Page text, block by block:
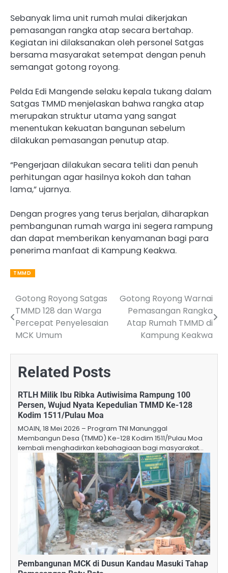
Sebanyak lima unit rumah mulai dikerjakan
pemasangan rangka atap secara bertahap.
Kegiatan ini dilaksanakan oleh personel Satgas
bersama masyarakat setempat dengan penuh
semangat gotong royong.
Pelda Edi Mangende selaku kepala tukang dalam
Satgas TMMD menjelaskan bahwa rangka atap
merupakan struktur utama yang sangat
menentukan kekuatan bangunan sebelum
dilakukan pemasangan penutup atap.
“Pengerjaan dilakukan secara teliti dan penuh
perhitungan agar hasilnya kokoh dan tahan
lama,” ujarnya.
Dengan progres yang terus berjalan, diharapkan
pembangunan rumah warga ini segera rampung
dan dapat memberikan kenyamanan bagi para
penerima manfaat di Kampung Keakwa.
TMMD
Post
navigation
Gotong Royong Satgas
TMMD 128 dan Warga
Percepat Penyelesaian
MCK Umum
Gotong Royong Warnai
Pemasangan Rangka
Atap Rumah TMMD di
Kampung Keakwa
Related Posts
RTLH Milik Ibu Ribka Autiwisima Rampung 100
Persen, Wujud Nyata Kepedulian TMMD Ke-128
Kodim 1511/Pulau Moa
MOAIN, 18 Mei 2026 – Program TNI Manunggal
Membangun Desa (TMMD) Ke-128 Kodim 1511/Pulau Moa
kembali menghadirkan kebahagiaan bagi masyarakat…
Pembangunan MCK di Dusun Kandau Masuki Tahap